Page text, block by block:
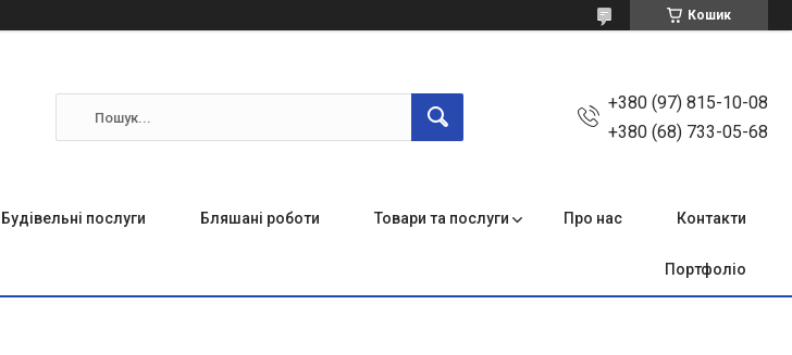
Кошик
+380 (97) 815-10-08
+380 (68) 733-05-68
Будівельні послуги Бляшані роботи Товари та послуги Про нас Контакти
Портфоліо